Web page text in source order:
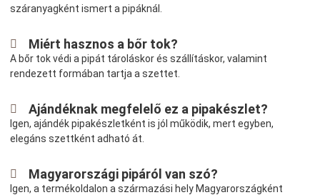
száranyagként ismert a pipáknál.
Miért hasznos a bőr tok?
A bőr tok védi a pipát tároláskor és szállításkor, valamint
rendezett formában tartja a szettet.
Ajándéknak megfelelő ez a pipakészlet?
Igen, ajándék pipakészletként is jól működik, mert egyben,
elegáns szettként adható át.
Magyarországi pipáról van szó?
Igen, a termékoldalon a származási hely Magyarországként